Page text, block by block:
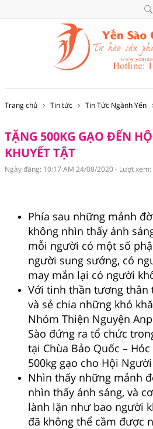
Trang chủ Tin tức Tin Tức Ngành Yến
TẶNG 500KG GẠO ĐẾN
KHUYẾT TẬT
Ngày đăng: 10:17 AM 24/08/2020 - Lượt xem:
Phía sau những mảnh
không nhìn thấy ánh
mỗi người có một số
người sung sướng, có
may mắn lại có người
Với tinh thần tương thân
và sẻ chia những khó
Nhóm Thiện Nguyện
Sào đứng ra tổ chức
tại Chùa Bảo Quốc –
500kg gạo cho Hội
Nhìn thấy những mảnh
nhìn thấy ánh sáng, và
lành lặn như bao người
đã không thể cầm được